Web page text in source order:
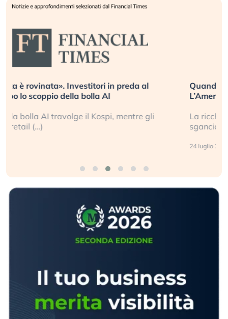
Quando la finanza pesa più dell’economia reale.
L’America sta ripetendo gli errori del 2008?
La ricchezza mondiale cresce, ma è sempre più
sganciata dall’economia reale. (…)